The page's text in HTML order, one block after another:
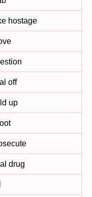
hostage
off
up
drug